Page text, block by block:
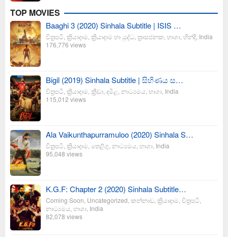
TOP MOVIES
Baaghi 3 (2020) Sinhala Subtitle | ISIS …
චිත්‍රපටි ක්‍රියාදාම ක්‍රියාදාම හා යුද්ධ ත්‍රාසජනක භාශා හින්දි India
176,776 views
Bigil (2019) Sinhala Subtitle | සිහිණය ස…
චිත්‍රපටි ක්‍රියාදාම ක්‍රීඩා දමිළ නාට්‍යමය භාශා India
115,012 views
Ala Vaikunthapurramuloo (2020) Sinhala S…
චිත්‍රපටි ක්‍රියාදාම තෙළිගු නාට්‍යමය භාශා India
95,048 views
K.G.F: Chapter 2 (2020) Sinhala Subtitle…
Coming Soon Uncategorized කන්නාඩ ක්‍රියාදාම චිත්‍රපටි
නාට්‍යමය භාශා India
82,078 views